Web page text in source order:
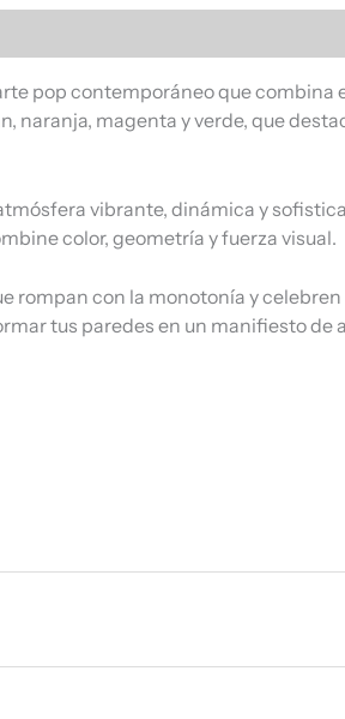
pop contemporáneo que
naranja, magenta y verde, que
vibrante, dinámica y
color, geometría y fuerza visual.
rompan con la monotonía y
tus paredes en un manifiesto